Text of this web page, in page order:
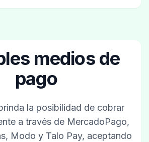
medios de
pago
la posibilidad de cobrar
a través de MercadoPago,
Modo y Talo Pay, aceptando